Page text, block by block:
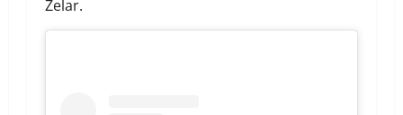
Zelar.